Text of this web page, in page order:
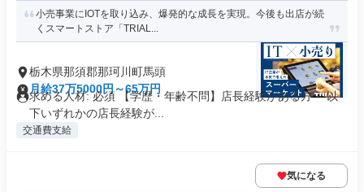
小売事業にIOTを取り込み、爆発的な成長を実現。今後も出店が続
くスマートストア「TRIAL...
栃木県那須郡那珂川町馬頭
月給37万5000円～65万円
求める人材: 必須 【学歴・年齢不問】店長経験がある方 ～以
下いずれかの店長経験が...
交通費支給
気になる